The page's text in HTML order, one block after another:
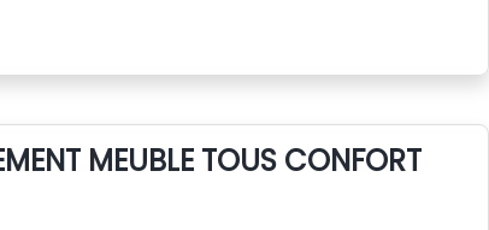
MEUBLE TOUS CONFORT